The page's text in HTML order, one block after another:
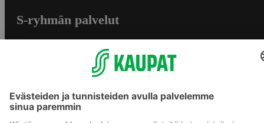
S-ryhmän palvelut
Yhteishyvä Ruoka -sovellus
S-ostoslista -sovellus
Prisma.fi